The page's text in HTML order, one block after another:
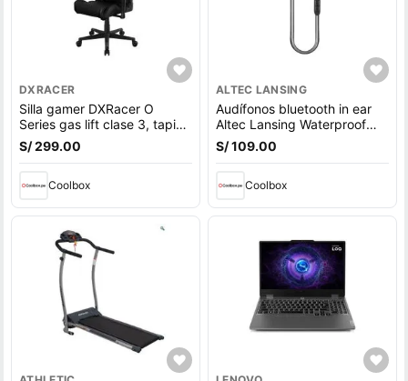
DXRACER
Silla gamer DXRacer O
Series gas lift clase 3, tapiz
cuero pu, máx. 100 kg,
inclinación 90 - 135°, negro
S/ 299.00
Coolbox
ALTEC LANSING
Audífonos bluetooth in ear
Altec Lansing Waterproof
deportivo IPX6, micrófono
incorporado, máx. 6 horas,
S/ 109.00
Coolbox